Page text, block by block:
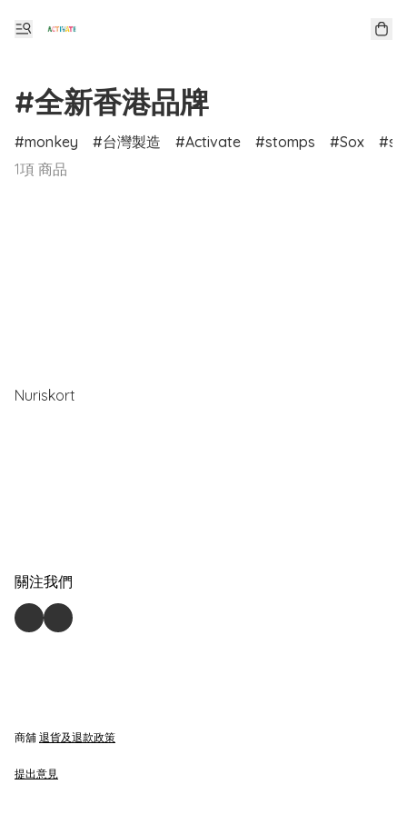
#全新香港品牌
monkey 台灣製造 Activate stomps Sox
1項 商品
Nuriskort
關注我們
商舖 退貨及退款政策
提出意見